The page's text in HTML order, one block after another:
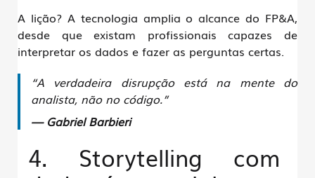
A lição? A tecnologia amplia o alcance do FP&A,
desde que existam profissionais capazes de
interpretar os dados e fazer as perguntas certas.
“A verdadeira disrupção está na mente do
analista, não no código.”
— Gabriel Barbieri
4. Storytelling com